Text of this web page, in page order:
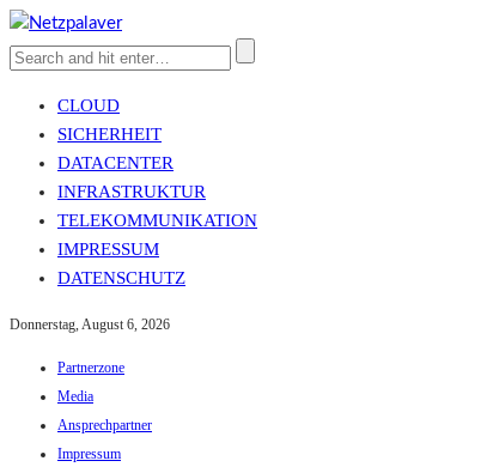
CLOUD
SICHERHEIT
DATACENTER
INFRASTRUKTUR
TELEKOMMUNIKATION
IMPRESSUM
DATENSCHUTZ
Donnerstag, August 6, 2026
Partnerzone
Media
Ansprechpartner
Impressum